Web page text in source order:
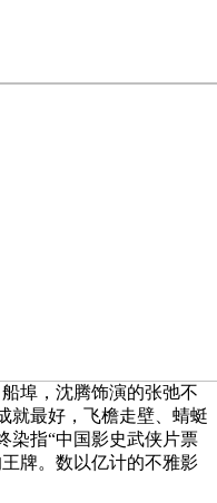
埠，沈腾饰演的张弛不
就最好，飞檐走壁、蜻蜓
染指“中国影史武侠片票
牌。数以亿计的不雅影